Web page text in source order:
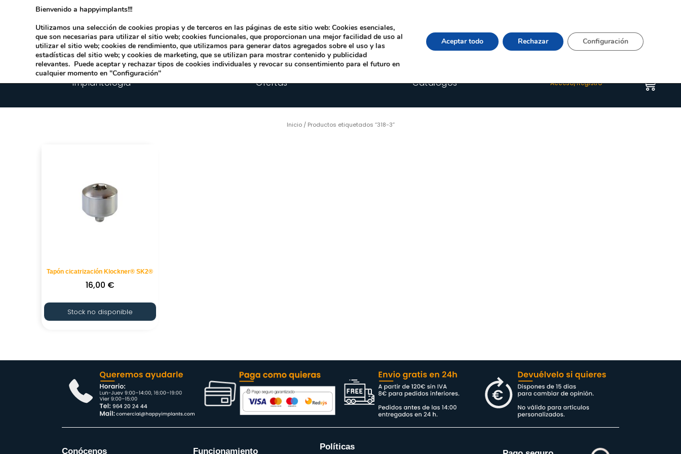
Dirección:
Quienes somos Happyblog Contacto
Implantologia Ofertas Catálogos Acceso/Registro
Inicio/ Productos etiquetados “318-3”
Tapón cicatrización Klockner® SK2®
16,00 €
Stock no disponible
Conócenos Funcionamiento Políticas
Bienvenido a happyimplants!!!
Utilizamos una selección de cookies propias y de terceros en las páginas de este sitio web: Cookies esenciales,
que son necesarias para utilizar el sitio web; cookies funcionales, que proporcionan una mejor facilidad de uso al
utilizar el sitio web; cookies de rendimiento, que utilizamos para generar datos agregados sobre el uso y las
estadísticas del sitio web; y cookies de marketing, que se utilizan para mostrar contenido y publicidad
relevantes. Puede aceptar y rechazar tipos de cookies individuales y revocar su consentimiento para el futuro en
cualquier momento en "Configuración"
Aceptar todo Rechazar Configuración